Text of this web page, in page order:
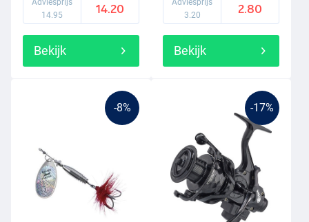
Adviesprijs
14.95
14.20
Bekijk
Adviesprijs
3.20
2.80
Bekijk
-8% -17%